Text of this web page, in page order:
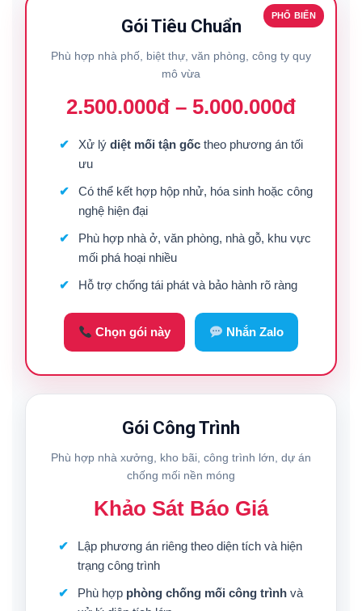
PHỔ BIẾN
Gói Tiêu Chuẩn
Phù hợp nhà phố, biệt thự, văn phòng, công ty quy
mô vừa
2.500.000đ – 5.000.000đ
Xử lý diệt mối tận gốctheo phương án tối
ưu
Có thể kết hợp hộp nhử, hóa sinh hoặc công
nghệ hiện đại
Phù hợp nhà ở, văn phòng, nhà gỗ, khu vực
mối phá hoại nhiều
Hỗ trợ chống tái phát và bảo hành rõ ràng
Chọn gói này Nhắn Zalo
Gói Công Trình
Phù hợp nhà xưởng, kho bãi, công trình lớn, dự án
chống mối nền móng
Khảo Sát Báo Giá
Lập phương án riêng theo diện tích và hiện
trạng công trình
Phù hợp phòng chống mối công trìnhvà